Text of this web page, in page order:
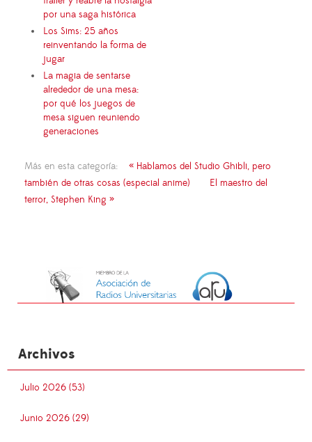
por una saga histórica
Los Sims: 25 años
reinventando la forma de
jugar
La magia de sentarse
alrededor de una mesa:
por qué los juegos de
mesa siguen reuniendo
generaciones
Más en esta categoría:
« Hablamos del Studio Ghibli, pero
también de otras cosas (especial anime)
El maestro del
terror, Stephen King »
Archivos
Julio 2026 (53)
Junio 2026 (29)